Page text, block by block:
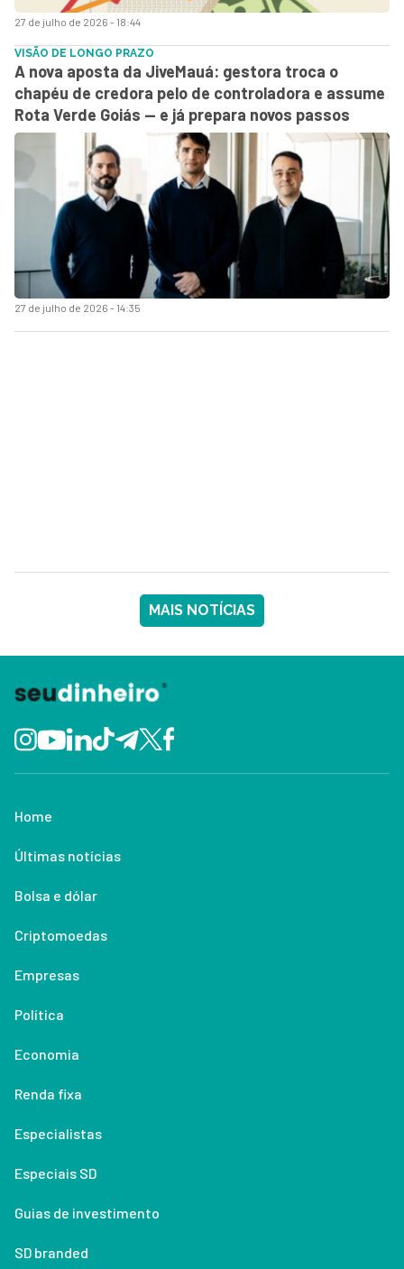
27 de julho de 2026 - 18:44
27 de julho de 2026 - 14:35
VISÃO DE LONGO PRAZO
A nova aposta da JiveMauá: gestora troca o
chapéu de credora pelo de controladora e assume
Rota Verde Goiás — e já prepara novos passos
MAIS NOTÍCIAS
Home
Últimas notícias
Bolsa e dólar
Criptomoedas
Empresas
Política
Economia
Renda fixa
Especialistas
Especiais SD
Guias de investimento
SD branded